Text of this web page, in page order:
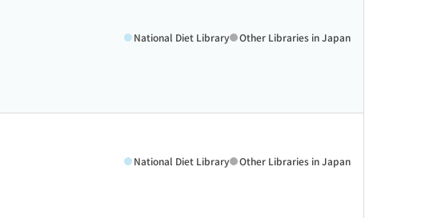
National Diet Library Other Libraries in Japan
National Diet Library Other Libraries in Japan